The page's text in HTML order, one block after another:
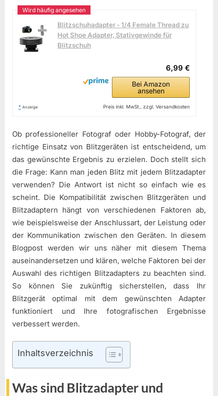
Blitzschuhadapter - 1/4 Female Thread zu
Hot Shoe Adapter, Stativgewinde für
Blitzschuh
6,99 €
Bei Amazon
ansehen
* Anzeige Preis inkl. MwSt., zzgl. Versandkosten
Ob professioneller Fotograf oder Hobby-Fotograf, der
richtige Einsatz von Blitzgeräten ist entscheidend, um
das gewünschte Ergebnis zu erzielen. Doch stellt sich
die Frage: Kann man jeden Blitz mit jedem Blitzadapter
verwenden? Die Antwort ist nicht so einfach wie es
scheint. Die Kompatibilität zwischen Blitzgeräten und
Blitzadaptern hängt von verschiedenen Faktoren ab,
wie beispielsweise der Anschlussart, der Leistung oder
der Kommunikation zwischen den Geräten. In diesem
Blogpost werden wir uns näher mit diesem Thema
auseinandersetzen und klären, welche Faktoren bei der
Auswahl des richtigen Blitzadapters zu beachten sind.
So können Sie zukünftig sicherstellen, dass Ihr
Blitzgerät optimal mit dem gewünschten Adapter
funktioniert und Ihre fotografischen Ergebnisse
verbessert werden.
Inhaltsverzeichnis
Was sind Blitzadapter und